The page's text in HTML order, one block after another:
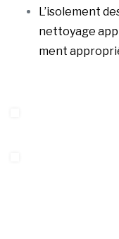
L’isolement
nettoyage
ment